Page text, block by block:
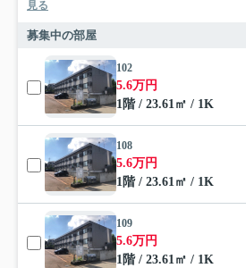
見る
募集中の部屋
102
5.6万円
1階 / 23.61㎡ / 1K
108
5.6万円
1階 / 23.61㎡ / 1K
109
5.6万円
1階 / 23.61㎡ / 1K